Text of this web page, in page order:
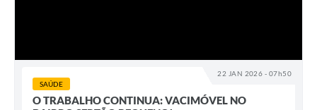
22 JAN 2026 - 07h50
SAÚDE
O TRABALHO CONTINUA: VACIMÓVEL NO